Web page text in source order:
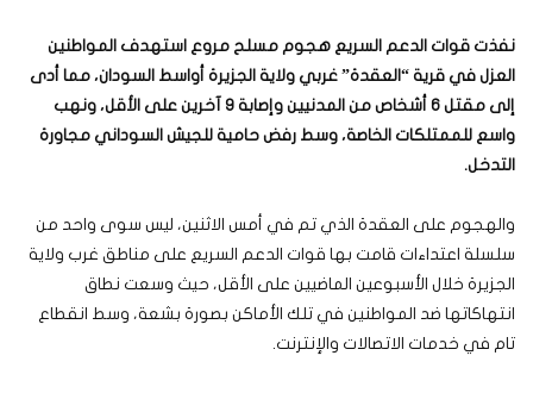
نفذت قوات الدعم السريع هجوم مسلح مروع استهدف المواطنين
العزل في قرية “العقدة” غربي ولاية الجزيرة أواسط السودان، مما أدى
إلى مقتل 6 أشخاص من المدنيين وإصابة 9 آخرين على الأقل، ونهب
واسع للممتلكات الخاصة، وسط رفض حامية للجيش السوداني مجاورة
التدخل.
والهجوم على العقدة الذي تم في أمس الاثنين، ليس سوى واحد من
سلسلة اعتداءات قامت بها قوات الدعم السريع على مناطق غرب ولاية
الجزيرة خلال الأسبوعين الماضيين على الأقل، حيث وسعت نطاق
انتهاكاتها ضد المواطنين في تلك الأماكن بصورة بشعة، وسط انقطاع
تام في خدمات الاتصالات والإنترنت.